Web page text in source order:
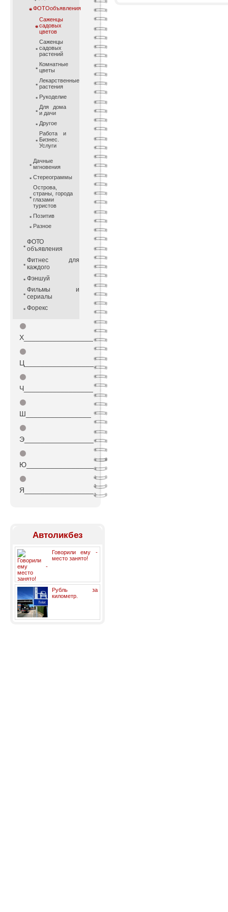
ФОТОобъявления
Саженцы
садовых
цветов
Саженцы
садовых
растений
Комнатные
цветы
Лекарственные
растения
Рукоделие
Для дома
и дачи
Другое
Работа и
Бизнес.
Услуги
Дачные
мгновения
Стереограммы
Острова,
страны, города
глазами
туристов
Позитив
Разное
ФОТО
объявления
Фитнес для
каждого
Фэншуй
Фильмы и
сериалы
Форекс
⚫
Х_________________
⚫
Ц_________________
⚫
Ч_________________
⚫
Ш________________
⚫
Э_________________
⚫
Ю_________________
⚫
Я_________________
Автоликбез
Говорили ему -
место занято!
Рубль за
километр.